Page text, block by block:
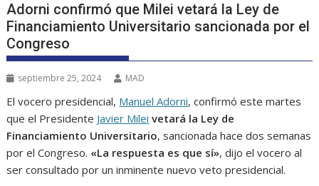
Adorni confirmó que Milei vetará la Ley de
Financiamiento Universitario sancionada por el
Congreso
septiembre 25, 2024 MAD
El vocero presidencial, Manuel Adorni, confirmó este martes
que el Presidente Javier Milei vetará la Ley de
Financiamiento Universitario, sancionada hace dos semanas
por el Congreso. «La respuesta es que sí», dijo el vocero al
ser consultado por un inminente nuevo veto presidencial.